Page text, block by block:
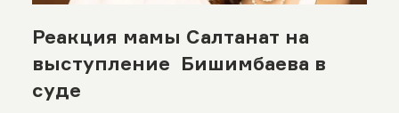
Реакция мамы Салтанат на
выступление Бишимбаева в
суде